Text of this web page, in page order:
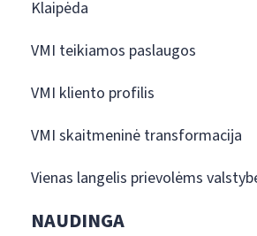
Klaipėda
VMI teikiamos paslaugos
VMI kliento profilis
VMI skaitmeninė transformacija
Vienas langelis prievolėms
NAUDINGA